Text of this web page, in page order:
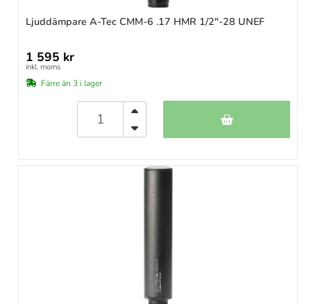
Ljuddämpare A-Tec CMM-6 .17 HMR 1/2"-28 UNEF
1 595 kr
inkl. moms
Färre än 3 i lager